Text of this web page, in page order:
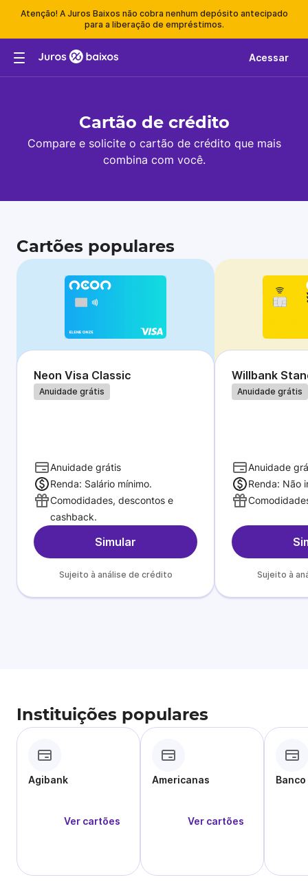
Atenção! A Juros Baixos não cobra nenhum depósito antecipado
para a liberação de empréstimos.
Acessar
Cartão de crédito
Compare e solicite o cartão de crédito que mais
combina com você.
Cartões populares
Neon Visa Classic
Anuidade grátis
Anuidade grátis
Renda: Salário mínimo.
Comodidades, descontos e
cashback.
Simular
Sujeito à análise de crédito
Willbank
Anuidade grátis
Anuidade
Renda: Não
Sujeito à
Instituições populares
Agibank
Ver cartões
Americanas
Ver cartões
Banco